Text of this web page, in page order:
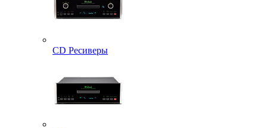
CD Ресиверы